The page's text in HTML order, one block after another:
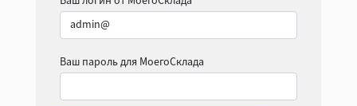
Ваш пароль для МоегоСклада